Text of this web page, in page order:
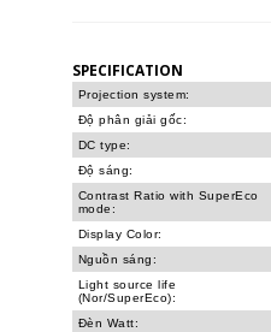
SPECIFICATION
Projection system:
Độ phân giải gốc:
DC type:
Độ sáng:
Contrast Ratio with SuperEco
mode:
Display Color:
Nguồn sáng:
Light source life
(Nor/SuperEco):
Đèn Watt: